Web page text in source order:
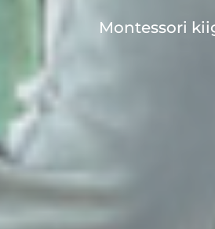
Montessori